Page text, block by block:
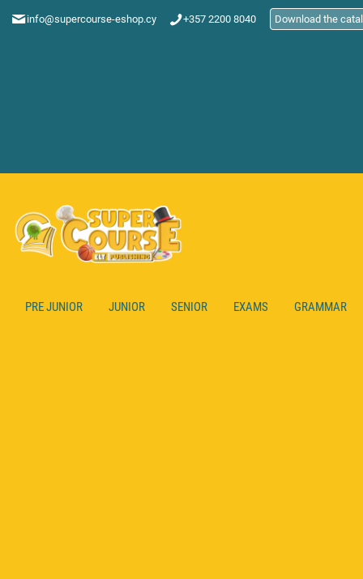
info@supercourse-eshop.cy +357 2200 8040 Download the
PRE JUNIOR JUNIOR SENIOR EXAMS GRAMMAR